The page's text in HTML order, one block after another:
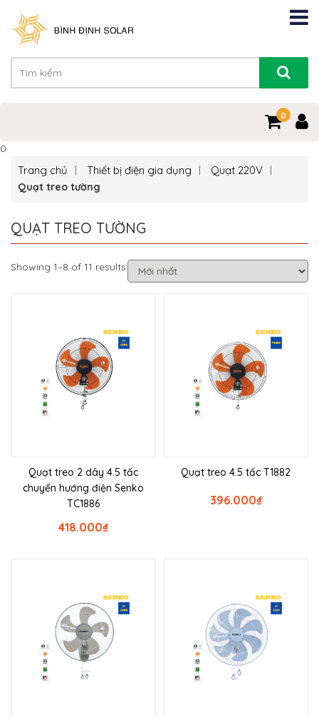
0
0
Trang chủ Thiết bị điện gia dụng Quạt 220V
Quạt treo tường
QUẠT TREO TƯỜNG
Showing 1–8 of 11 results
Quạt treo 2 dây 4.5 tấc
chuyển hướng điện Senko
TC1886
₫
418.000
Quạt treo 4.5 tấc T1882
₫
396.000